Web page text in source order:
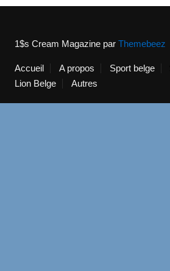
1$s Cream Magazinepar Themebeez
Accueil A propos Sport belge
Lion Belge
Autres